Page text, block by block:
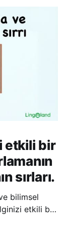
etkili bir
sırları.
bilimsel
etkili bir